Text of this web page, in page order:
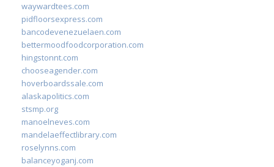
waywardtees.com
pidfloorsexpress.com
bancodevenezuelaen.com
bettermoodfoodcorporation.com
hingstonnt.com
chooseagender.com
hoverboardssale.com
alaskapolitics.com
stsmp.org
manoelneves.com
mandelaeffectlibrary.com
roselynns.com
balanceyoganj.com